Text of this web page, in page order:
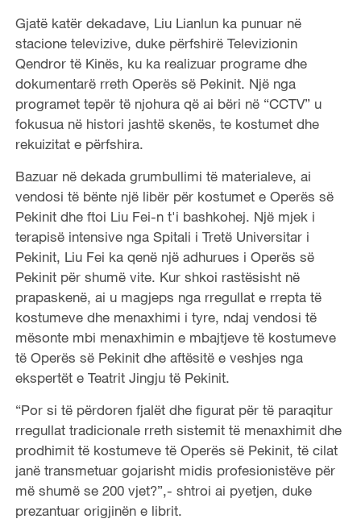
Gjatë katër dekadave, Liu Lianlun ka punuar në
stacione televizive, duke përfshirë Televizionin
Qendror të Kinës, ku ka realizuar programe dhe
dokumentarë rreth Operës së Pekinit. Një nga
programet tepër të njohura që ai bëri në “CCTV” u
fokusua në histori jashtë skenës, te kostumet dhe
rekuizitat e përfshira.
Bazuar në dekada grumbullimi të materialeve, ai
vendosi të bënte një libër për kostumet e Operës së
Pekinit dhe ftoi Liu Fei-n t'i bashkohej. Një mjek i
terapisë intensive nga Spitali i Tretë Universitar i
Pekinit, Liu Fei ka qenë një adhurues i Operës së
Pekinit për shumë vite. Kur shkoi rastësisht në
prapaskenë, ai u magjeps nga rregullat e rrepta të
kostumeve dhe menaxhimi i tyre, ndaj vendosi të
mësonte mbi menaxhimin e mbajtjeve të kostumeve
të Operës së Pekinit dhe aftësitë e veshjes nga
ekspertët e Teatrit Jingju të Pekinit.
“Por si të përdoren fjalët dhe figurat për të paraqitur
rregullat tradicionale rreth sistemit të menaxhimit dhe
prodhimit të kostumeve të Operës së Pekinit, të cilat
janë transmetuar gojarisht midis profesionistëve për
më shumë se 200 vjet?”,- shtroi ai pyetjen, duke
prezantuar origjinën e librit.